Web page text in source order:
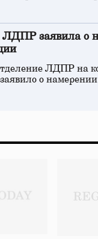
ЛДПР заявила о
ЛДПР на
о